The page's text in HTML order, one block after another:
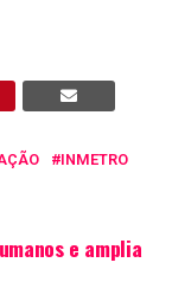
INMETRO
e amplia